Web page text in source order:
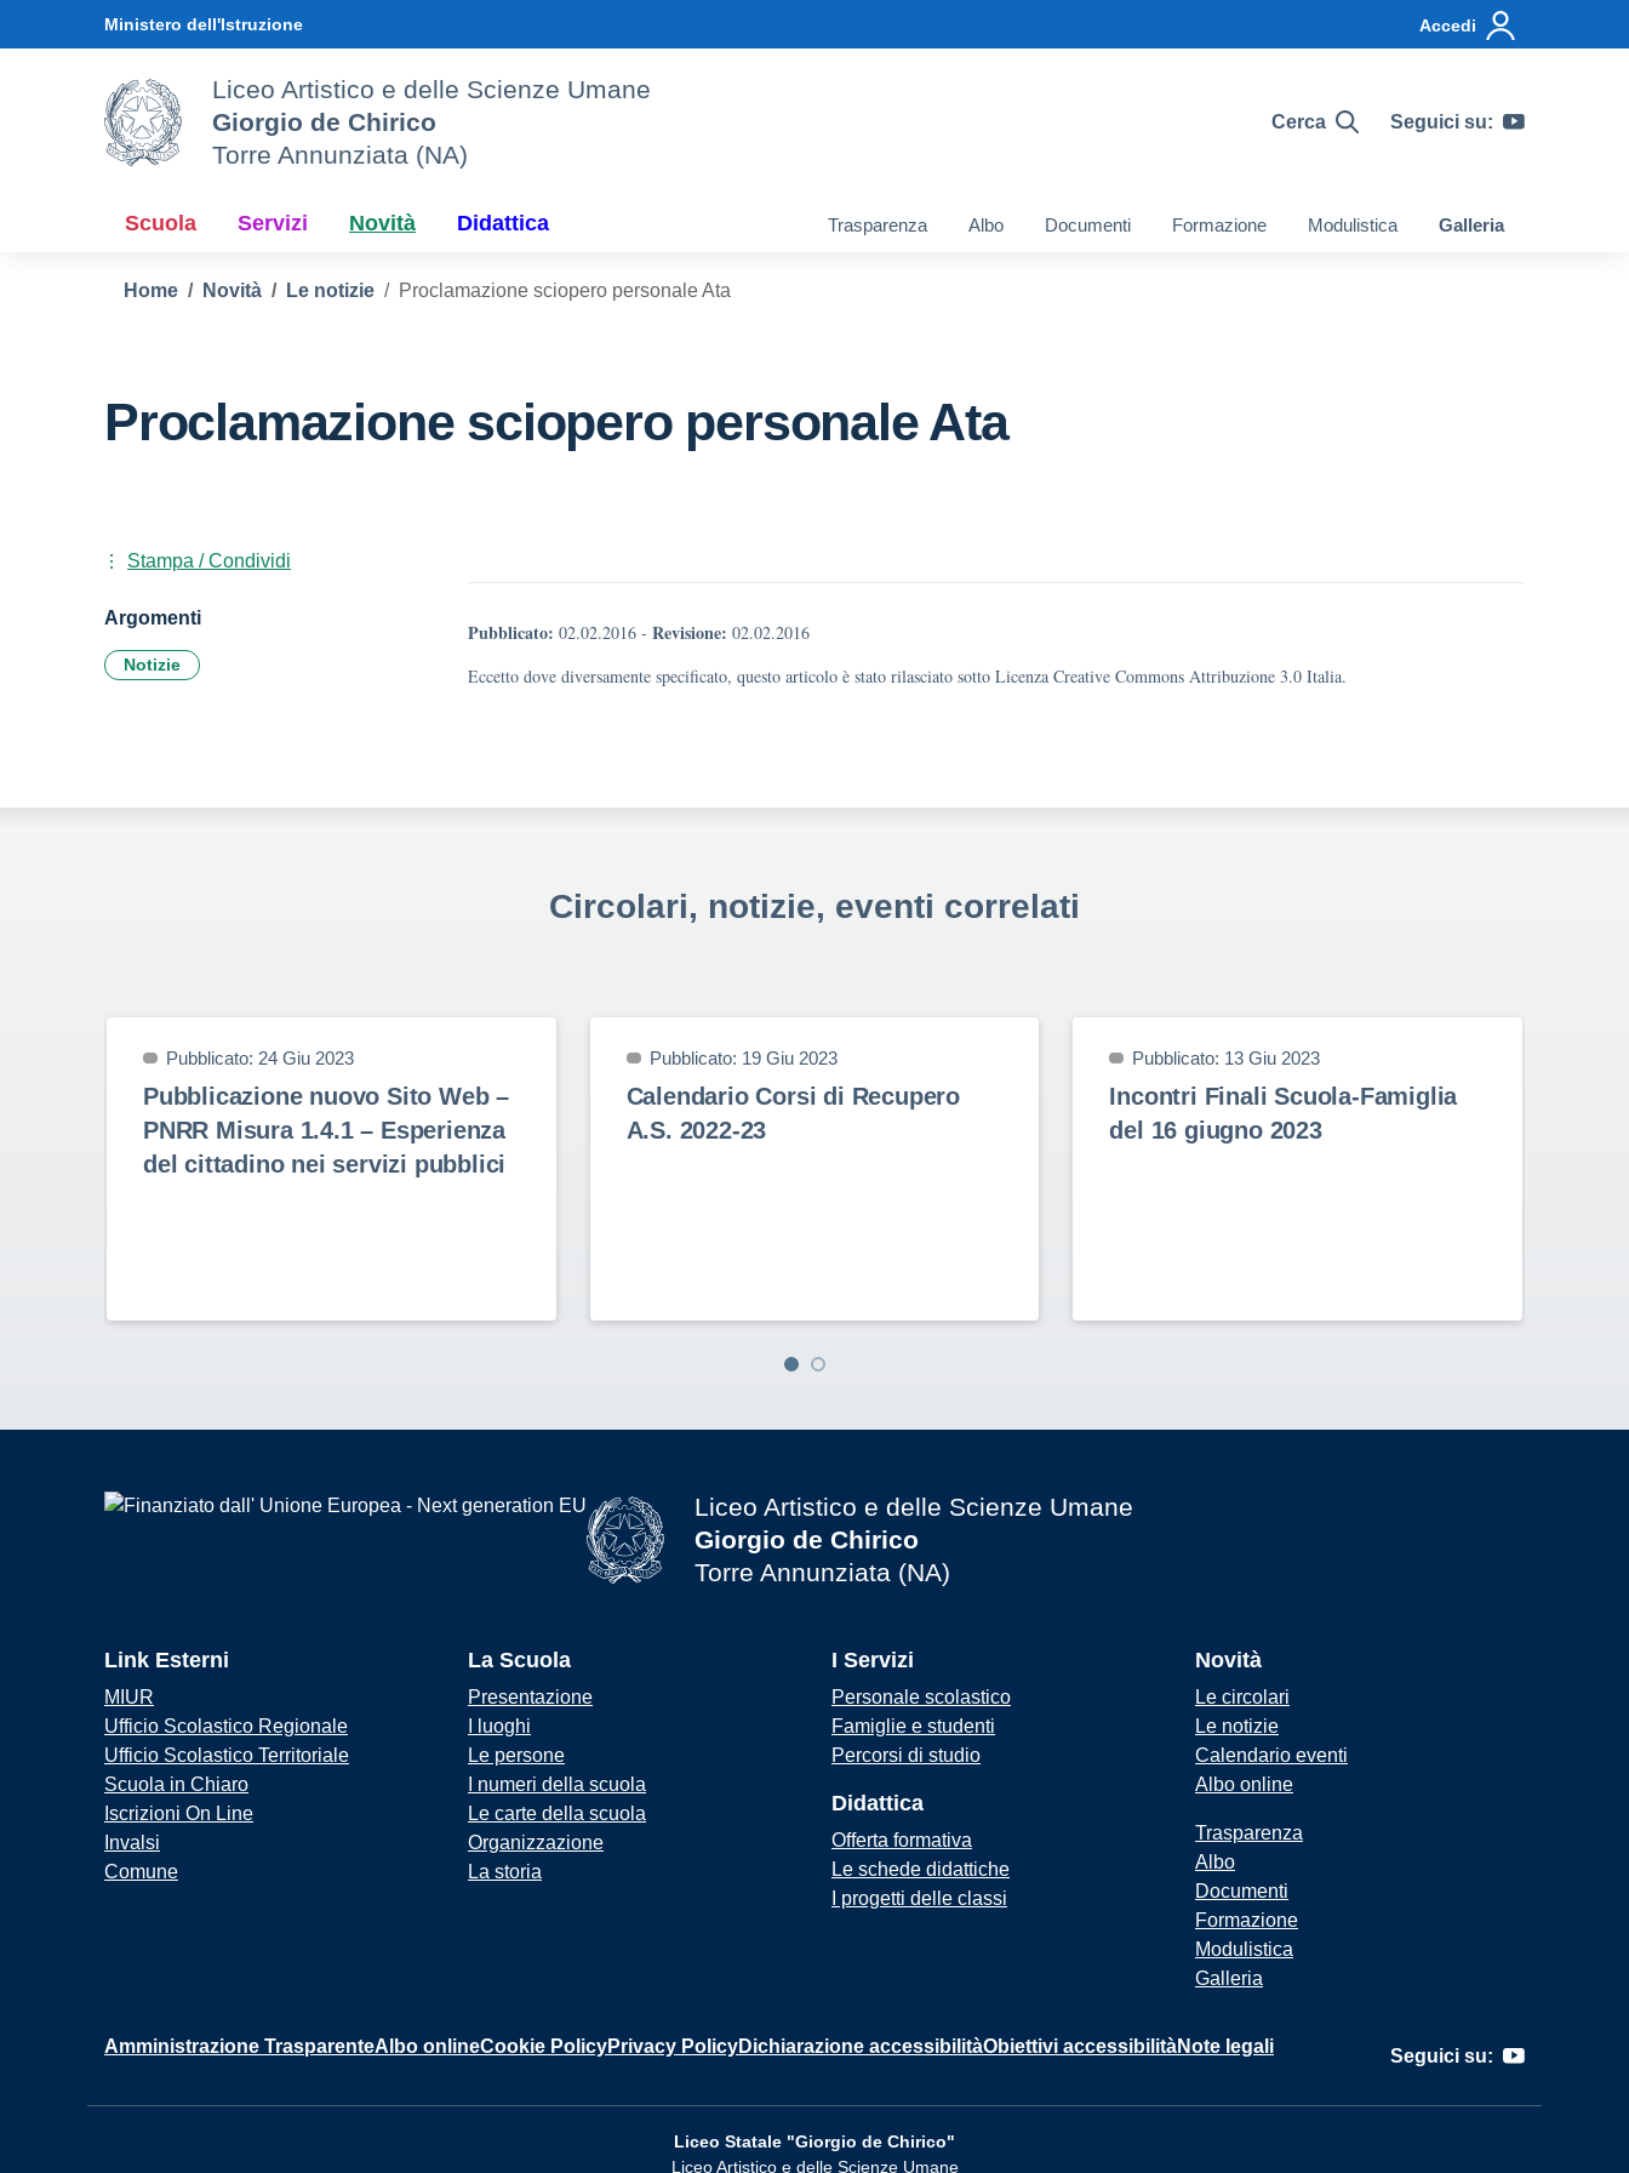
Ministero dell'Istruzione Accedi
Liceo Artistico e delle Scienze Umane
Giorgio de Chirico
Torre Annunziata (NA)
Cerca Seguici su:
Scuola Servizi Novità Didattica Trasparenza Albo Documenti Formazione Modulistica Galleria
Home Novità Le notizie Proclamazione sciopero personale Ata
Proclamazione sciopero personale Ata
Pubblicato: 02.02.2016 - Revisione: 02.02.2016
Eccetto dove diversamente specificato, questo articolo è stato rilasciato sotto Licenza Creative Commons Attribuzione 3.0 Italia.
Stampa / Condividi
Argomenti
Notizie
Circolari, notizie, eventi correlati
Pubblicato: 24 Giu 2023
Pubblicazione nuovo Sito Web –
PNRR Misura 1.4.1 – Esperienza
del cittadino nei servizi pubblici
Pubblicato: 19 Giu 2023
Calendario Corsi di Recupero
A.S. 2022-23
Pubblicato: 13 Giu 2023
Incontri Finali Scuola-Famiglia
del 16 giugno 2023
Liceo Artistico e delle Scienze Umane
Giorgio de Chirico
Torre Annunziata (NA)
Link Esterni
MIUR
Ufficio Scolastico Regionale
Ufficio Scolastico Territoriale
Scuola in Chiaro
Iscrizioni On Line
Invalsi
Comune
La Scuola
Presentazione
I luoghi
Le persone
I numeri della scuola
Le carte della scuola
Organizzazione
La storia
I Servizi
Personale scolastico
Famiglie e studenti
Percorsi di studio
Didattica
Offerta formativa
Le schede didattiche
I progetti delle classi
Novità
Le circolari
Le notizie
Calendario eventi
Albo online
Trasparenza
Albo
Documenti
Formazione
Modulistica
Galleria
Amministrazione TrasparenteAlbo onlineCookie PolicyPrivacy PolicyDichiarazione accessibilitàObiettivi accessibilitàNote legali Seguici su:
Liceo Statale "Giorgio de Chirico"
Liceo Artistico e delle Scienze Umane